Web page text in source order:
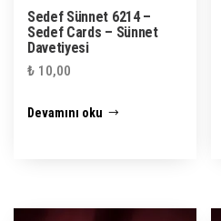
Sedef Sünnet 6214 –
Sedef Cards – Sünnet
Davetiyesi
₺ 10,00
Devamını oku